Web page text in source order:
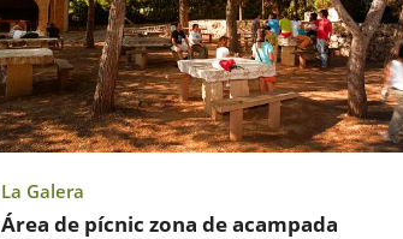
La Galera
Área de pícnic zona de acampada